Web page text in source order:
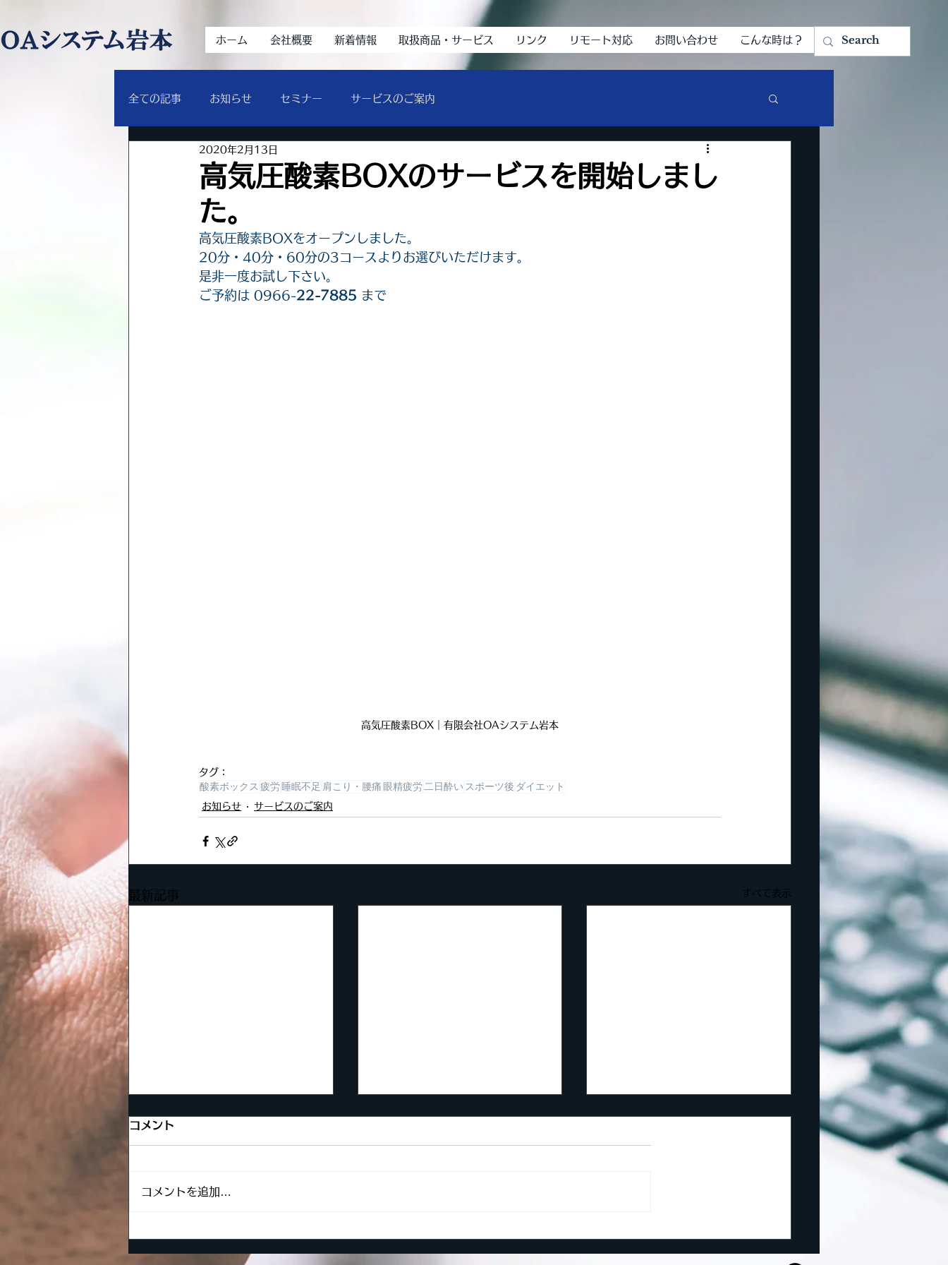
ホーム 会社概要 新着情報 取扱商品・サービス リンク リモート対応 お問い合わせ こんな時は？
全ての記事 お知らせ セミナー サービスのご案内
高気圧酸素BOXのサービスを開始しまし
た。
2020年2月13日
高気圧酸素BOXをオープンしました。
20分・40分・60分の3コースよりお選びいただけます。
是非一度お試し下さい。
ご予約は 0966-22-7885 まで
高気圧酸素BOX｜有限会社OAシステム岩本
タグ：
酸素ボックス 疲労 睡眠不足 肩こり・腰痛 眼精疲労 二日酔い スポーツ後 ダイエット
お知らせ サービスのご案内
最新記事 すべて表示
コメント
コメントを追加…